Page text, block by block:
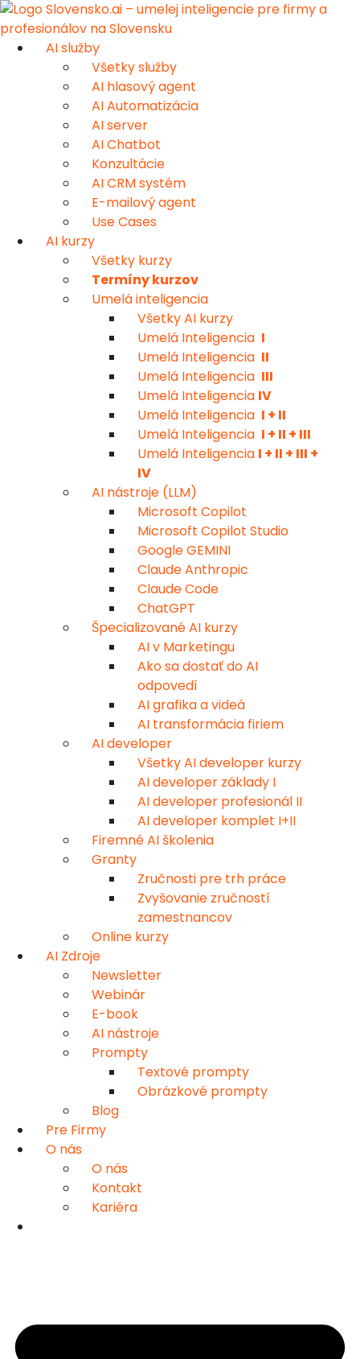
AI služby
Všetky služby
AI hlasový agent
AI Automatizácia
AI server
AI Chatbot
Konzultácie
AI CRM systém
E-mailový agent
Use Cases
AI kurzy
Všetky kurzy
Termíny kurzov
Umelá inteligencia
Všetky AI kurzy
Umelá Inteligencia I
Umelá Inteligencia II
Umelá Inteligencia III
Umelá Inteligencia IV
Umelá Inteligencia I + II
Umelá Inteligencia I + II + III
Umelá Inteligencia I + II + III +
IV
AI nástroje (LLM)
Microsoft Copilot
Microsoft Copilot Studio
Google GEMINI
Claude Anthropic
Claude Code
ChatGPT
Špecializované AI kurzy
AI v Marketingu
Ako sa dostať do AI
odpovedí
AI grafika a videá
AI transformácia firiem
AI developer
Všetky AI developer kurzy
AI developer základy I
AI developer profesionál II
AI developer komplet I+II
Firemné AI školenia
Granty
Zručnosti pre trh práce
Zvyšovanie zručností
zamestnancov
Online kurzy
AI Zdroje
Newsletter
Webinár
E-book
AI nástroje
Prompty
Textové prompty
Obrázkové prompty
Blog
Pre Firmy
O nás
O nás
Kontakt
Kariéra